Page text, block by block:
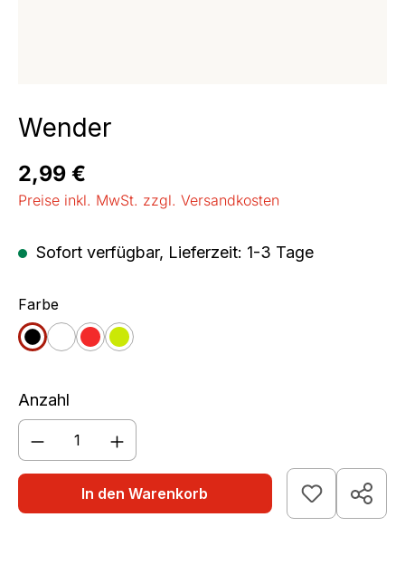
Wender
Regulärer Preis:
2,99 €
Preise inkl. MwSt. zzgl. Versandkosten
Sofort verfügbar, Lieferzeit: 1-3 Tage
Farbeauswählen
schwarz
weißrot apfelgrün
Anzahl
Produkt Anzahl: Gib den
In den Warenkorb